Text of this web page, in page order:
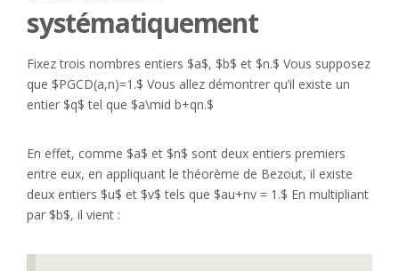
systématiquement
Fixez trois nombres entiers $a$, $b$ et $n.$ Vous supposez
que $PGCD(a,n)=1.$ Vous allez démontrer qu’il existe un
entier $q$ tel que $a\mid b+qn.$
En effet, comme $a$ et $n$ sont deux entiers premiers
entre eux, en appliquant le théorème de Bezout, il existe
deux entiers $u$ et $v$ tels que $au+nv = 1.$ En multipliant
par $b$, il vient :